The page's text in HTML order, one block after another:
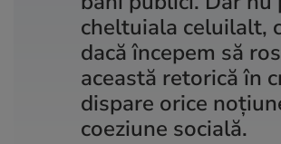
cheltuiala celuilalt,
dacă începem să
această retorică în
dispare orice
coeziune socială.